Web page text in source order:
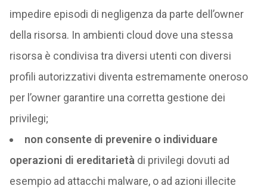
impedire episodi di negligenza da parte dell’owner
della risorsa. In ambienti cloud dove una stessa
risorsa è condivisa tra diversi utenti con diversi
profili autorizzativi diventa estremamente oneroso
per l’owner garantire una corretta gestione dei
privilegi;
non consente di prevenire o individuare
operazioni di ereditarietà di privilegi dovuti ad
esempio ad attacchi malware, o ad azioni illecite